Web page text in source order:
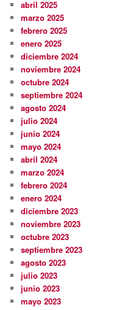
abril 2025
marzo 2025
febrero 2025
enero 2025
diciembre 2024
noviembre 2024
octubre 2024
septiembre 2024
agosto 2024
julio 2024
junio 2024
mayo 2024
abril 2024
marzo 2024
febrero 2024
enero 2024
diciembre 2023
noviembre 2023
octubre 2023
septiembre 2023
agosto 2023
julio 2023
junio 2023
mayo 2023